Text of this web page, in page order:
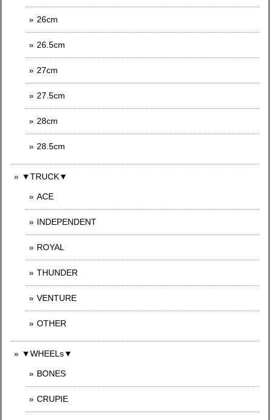
26cm
26.5cm
27cm
27.5cm
28cm
28.5cm
▼TRUCK▼
ACE
INDEPENDENT
ROYAL
THUNDER
VENTURE
OTHER
▼WHEELs▼
BONES
CRUPIE